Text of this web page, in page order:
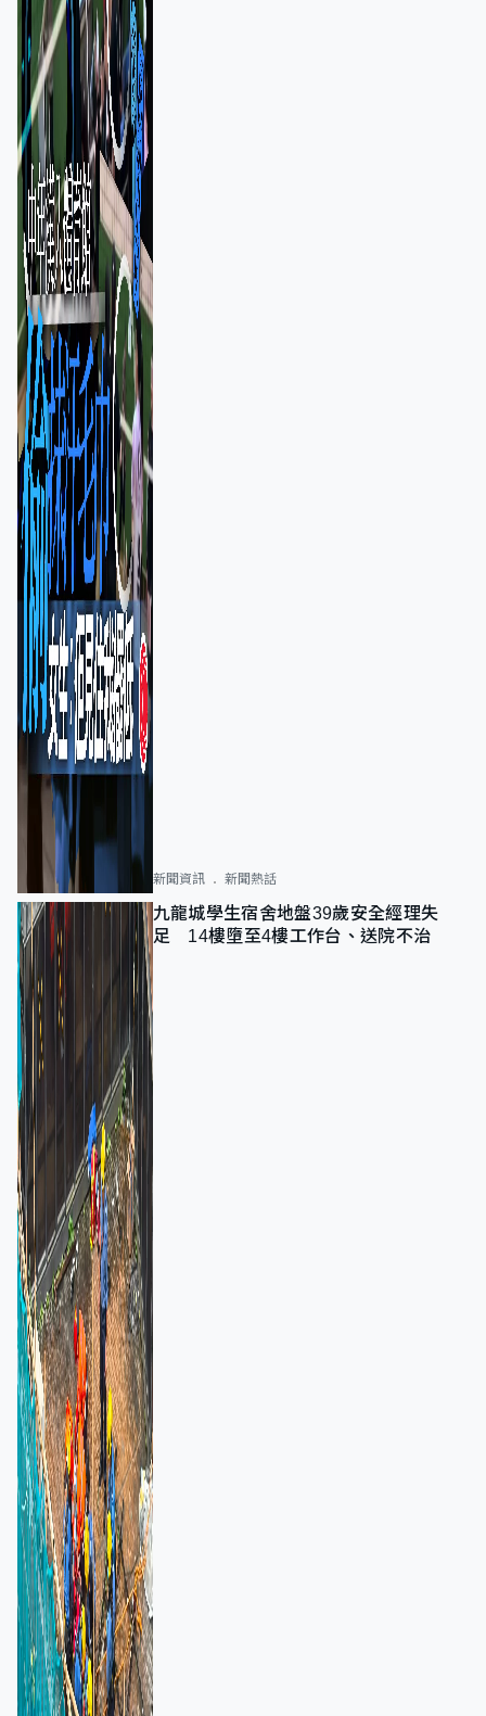
新聞資訊 新聞熱話
九龍城學生宿舍地盤39歲安全經理失
足 14樓墮至4樓工作台、送院不治